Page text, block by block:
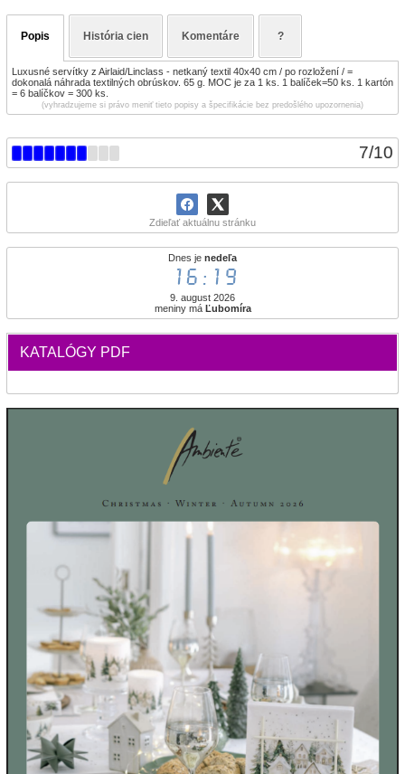
7/10
Zdieľať aktuálnu stránku
Dnes je nedeľa
16:19
9. august 2026
meniny má Ľubomíra
KATALÓGY PDF
Popis História cien Komentáre ?
Luxusné servítky z Airlaid/Linclass - netkaný textil 40x40 cm / po rozložení / =
dokonalá náhrada textilných obrúskov. 65 g. MOC je za 1 ks. 1 balíček=50 ks. 1 kartón
= 6 balíčkov = 300 ks.
(vyhradzujeme si právo meniť tieto popisy a špecifikácie bez predošlého upozornenia)